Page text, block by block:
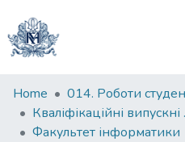
Communities
&
Collections
Home
014. Роботи
Факультет інформатики